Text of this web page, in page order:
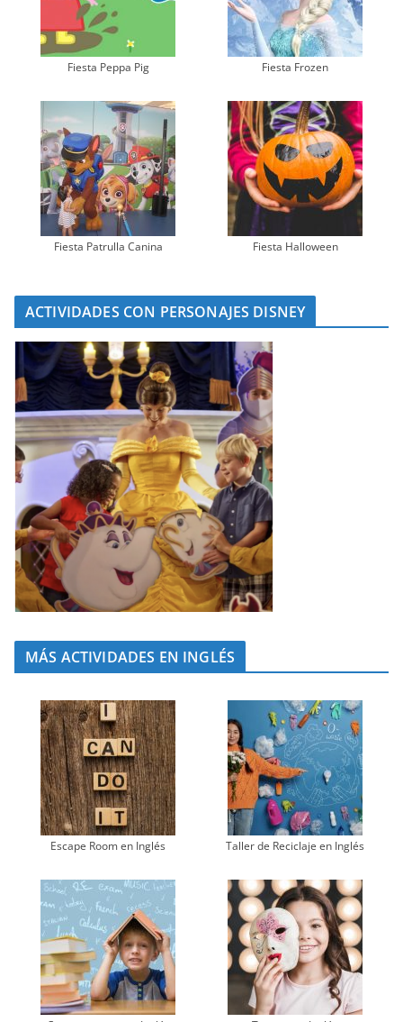
Fiesta Peppa Pig Fiesta Frozen
Fiesta Patrulla Canina Fiesta Halloween
ACTIVIDADES CON PERSONAJES DISNEY
MÁS ACTIVIDADES EN INGLÉS
Escape Room en Inglés Taller de Reciclaje en Inglés